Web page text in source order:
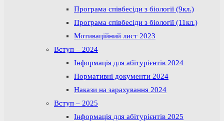
Програма співбесіди з біології (9кл.)
Програма співбесіди з біології (11кл.)
Мотиваційний лист 2023
Вступ – 2024
Інформація для абітурієнтів 2024
Нормативні документи 2024
Накази на зарахування 2024
Вступ – 2025
Інформація для абітурієнтів 2025